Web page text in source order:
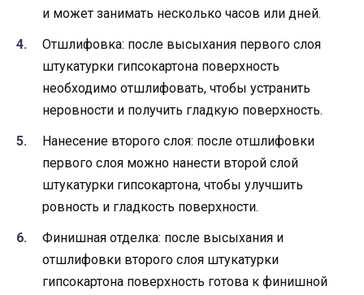
и может занимать несколько часов или дней.
Отшлифовка: после высыхания первого слоя
штукатурки гипсокартона поверхность
необходимо отшлифовать, чтобы устранить
неровности и получить гладкую поверхность.
Нанесение второго слоя: после отшлифовки
первого слоя можно нанести второй слой
штукатурки гипсокартона, чтобы улучшить
ровность и гладкость поверхности.
Финишная отделка: после высыхания и
отшлифовки второго слоя штукатурки
гипсокартона поверхность готова к финишной